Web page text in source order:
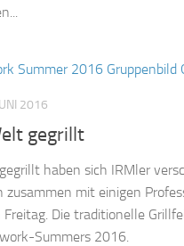
2016
gegrillt
haben sich IRMler
zusammen mit einigen
Freitag. Die traditionelle
Summers 2016.